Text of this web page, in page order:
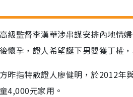
級監督李漢華涉串謀安排內地情
懷孕，證人希望誕下男嬰獲丁權
昨指特赦證人廖健明，於2012年
4,000元家用。